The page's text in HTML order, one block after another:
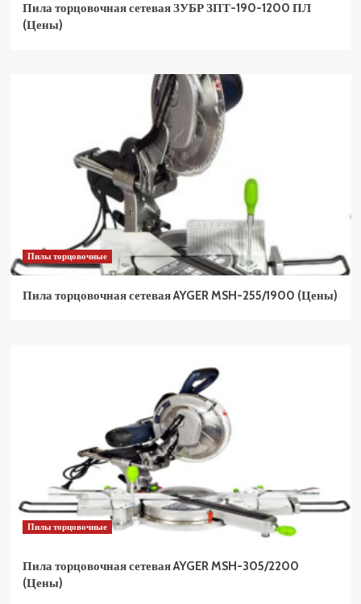
Пила торцовочная сетевая ЗУБР ЗПТ-190-1200 ПЛ
(Цены)
Пилы торцовочные
Пила торцовочная сетевая AYGER MSH-255/1900 (Цены)
Пилы торцовочные
Пила торцовочная сетевая AYGER MSH-305/2200
(Цены)